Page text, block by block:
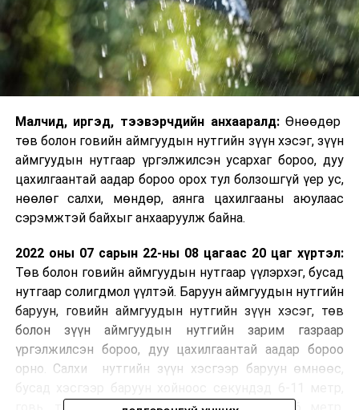
Малчид, иргэд, тээвэрчдийн анхааралд:Өнөөдөр
төв болон говийн аймгуудын нутгийн зүүн хэсэг, зүүн
аймгуудын нутгаар үргэлжилсэн усархаг бороо, дуу
цахилгаантай аадар бороо орох тул болзошгүй үер ус,
нөөлөг салхи, мөндөр, аянга цахилгааны аюулаас
сэрэмжтэй байхыг анхааруулж байна.
2022 оны 07 сарын 22-ны 08 цагаас 20 цаг хүртэл:
Төв болон говийн аймгуудын нутгаар үүлэрхэг, бусад
нутгаар солигдмол үүлтэй. Баруун аймгуудын нутгийн
баруун, говийн аймгуудын нутгийн зүүн хэсэг, төв
болон зүүн аймгуудын нутгийн зарим газраар
үргэлжилсэн бороо, дуу цахилгаантай аадар бороо
орно. Салхи нутгийн зүүн хэсгээр баруун өмнөөс,
говь, тал, хээрийн нутгаар секундэд 14-16 метр,